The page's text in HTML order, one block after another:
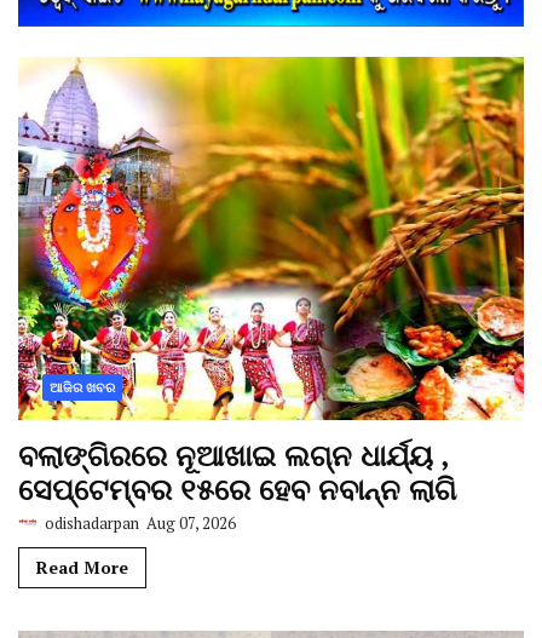
ଆଜିର ଖବର
ବଲାଙ୍ଗିରରେ ନୂଆଖାଇ ଲଗ୍ନ ଧାର୍ଯ୍ୟ ,
ସେପ୍ଟେମ୍ବର ୧୫ରେ ହେବ ନବାନ୍ନ ଲାଗି
odishadarpan Aug 07, 2026
Read More